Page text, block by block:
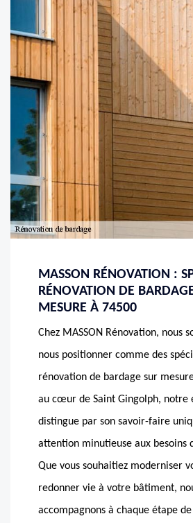
MASSON RÉNOVATION :
RÉNOVATION DE
MESURE À 74500
Chez MASSON Rénovation, nous
nous positionner comme des
rénovation de bardage sur
au cœur de Saint Gingolph, notre
distingue par son savoir-faire
attention minutieuse aux besoins
Que vous souhaitiez moderniser
redonner vie à votre bâtiment,
accompagnons à chaque étape